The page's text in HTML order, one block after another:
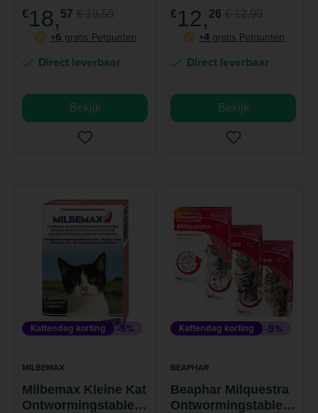
€18, 57
P
+6 gratis Petpunten
Direct leverbaar
Bekijk
€12, 26
P
+4 gratis Petpunten
Direct leverbaar
Bekijk
Kattendag korting -5%
MILBEMAX
Milbemax Kleine Kat
Ontwormingstablett
Kattendag korting -5%
BEAPHAR
Beaphar Milquestra
Ontwormingstablett